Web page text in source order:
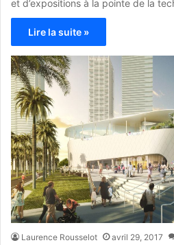
et d’expositions à la pointe de la
Lire la suite »
Laurence Rousselot avril 29, 2017